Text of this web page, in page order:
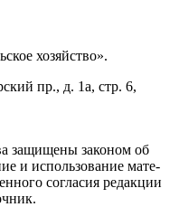
хозяйство».
пр., д. 1а, стр. 6,
защи­ще­ны зако­ном об
и исполь­зо­ва­ние мате­
согла­сия редак­ции